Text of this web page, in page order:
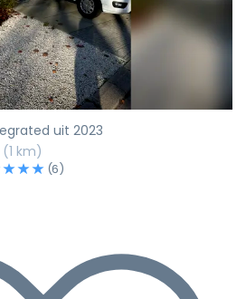
uit 2023
(1 km)
(6)